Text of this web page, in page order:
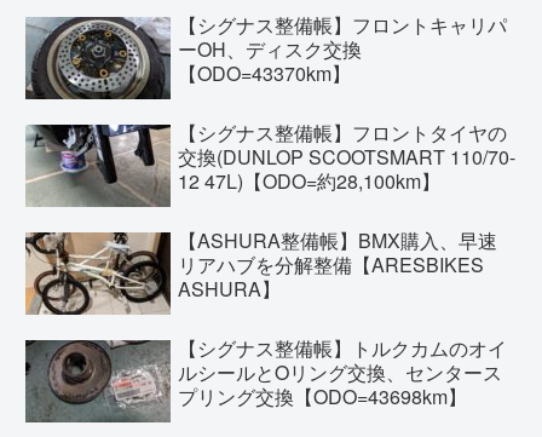
【シグナス整備帳】フロントキャリパ
ーOH、ディスク交換
【ODO=43370km】
【シグナス整備帳】フロントタイヤの
交換(DUNLOP SCOOTSMART 110/70-
12 47L)【ODO=約28,100km】
【ASHURA整備帳】BMX購入、早速
リアハブを分解整備【ARESBIKES
ASHURA】
【シグナス整備帳】トルクカムのオイ
ルシールとOリング交換、センタース
プリング交換【ODO=43698km】